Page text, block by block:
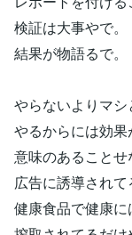
検証は大事やで。
結果が物語るで。
やらないよりマシ
やるからには効果
意味のあることせ
広告に誘導されて
健康食品で健康に